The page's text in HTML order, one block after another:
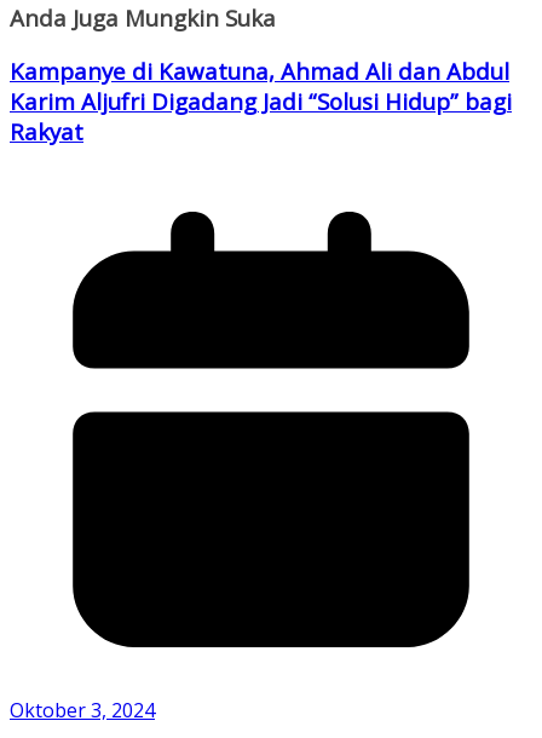
Anda Juga Mungkin Suka
Kampanye di Kawatuna, Ahmad Ali dan Abdul
Karim Aljufri Digadang Jadi “Solusi Hidup” bagi
Rakyat
Oktober 3, 2024